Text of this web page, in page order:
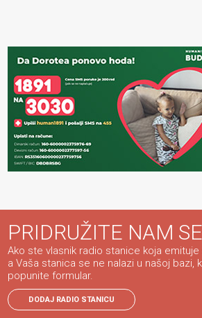
PRIDRUŽITE NAM
Ako ste vlasnik radio stanice koja
a Vaša stanica se ne nalazi u našoj bazi,
popunite formular.
DODAJ RADIO STANICU